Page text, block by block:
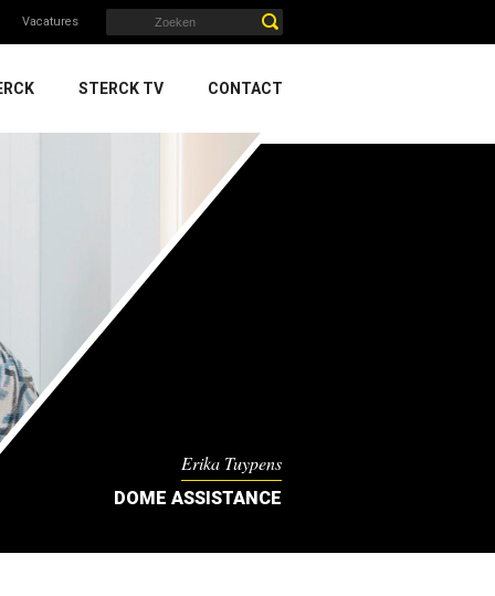
Vacatures
STERCK TV CONTACT
Erika Tuypens
DOME ASSISTANCE